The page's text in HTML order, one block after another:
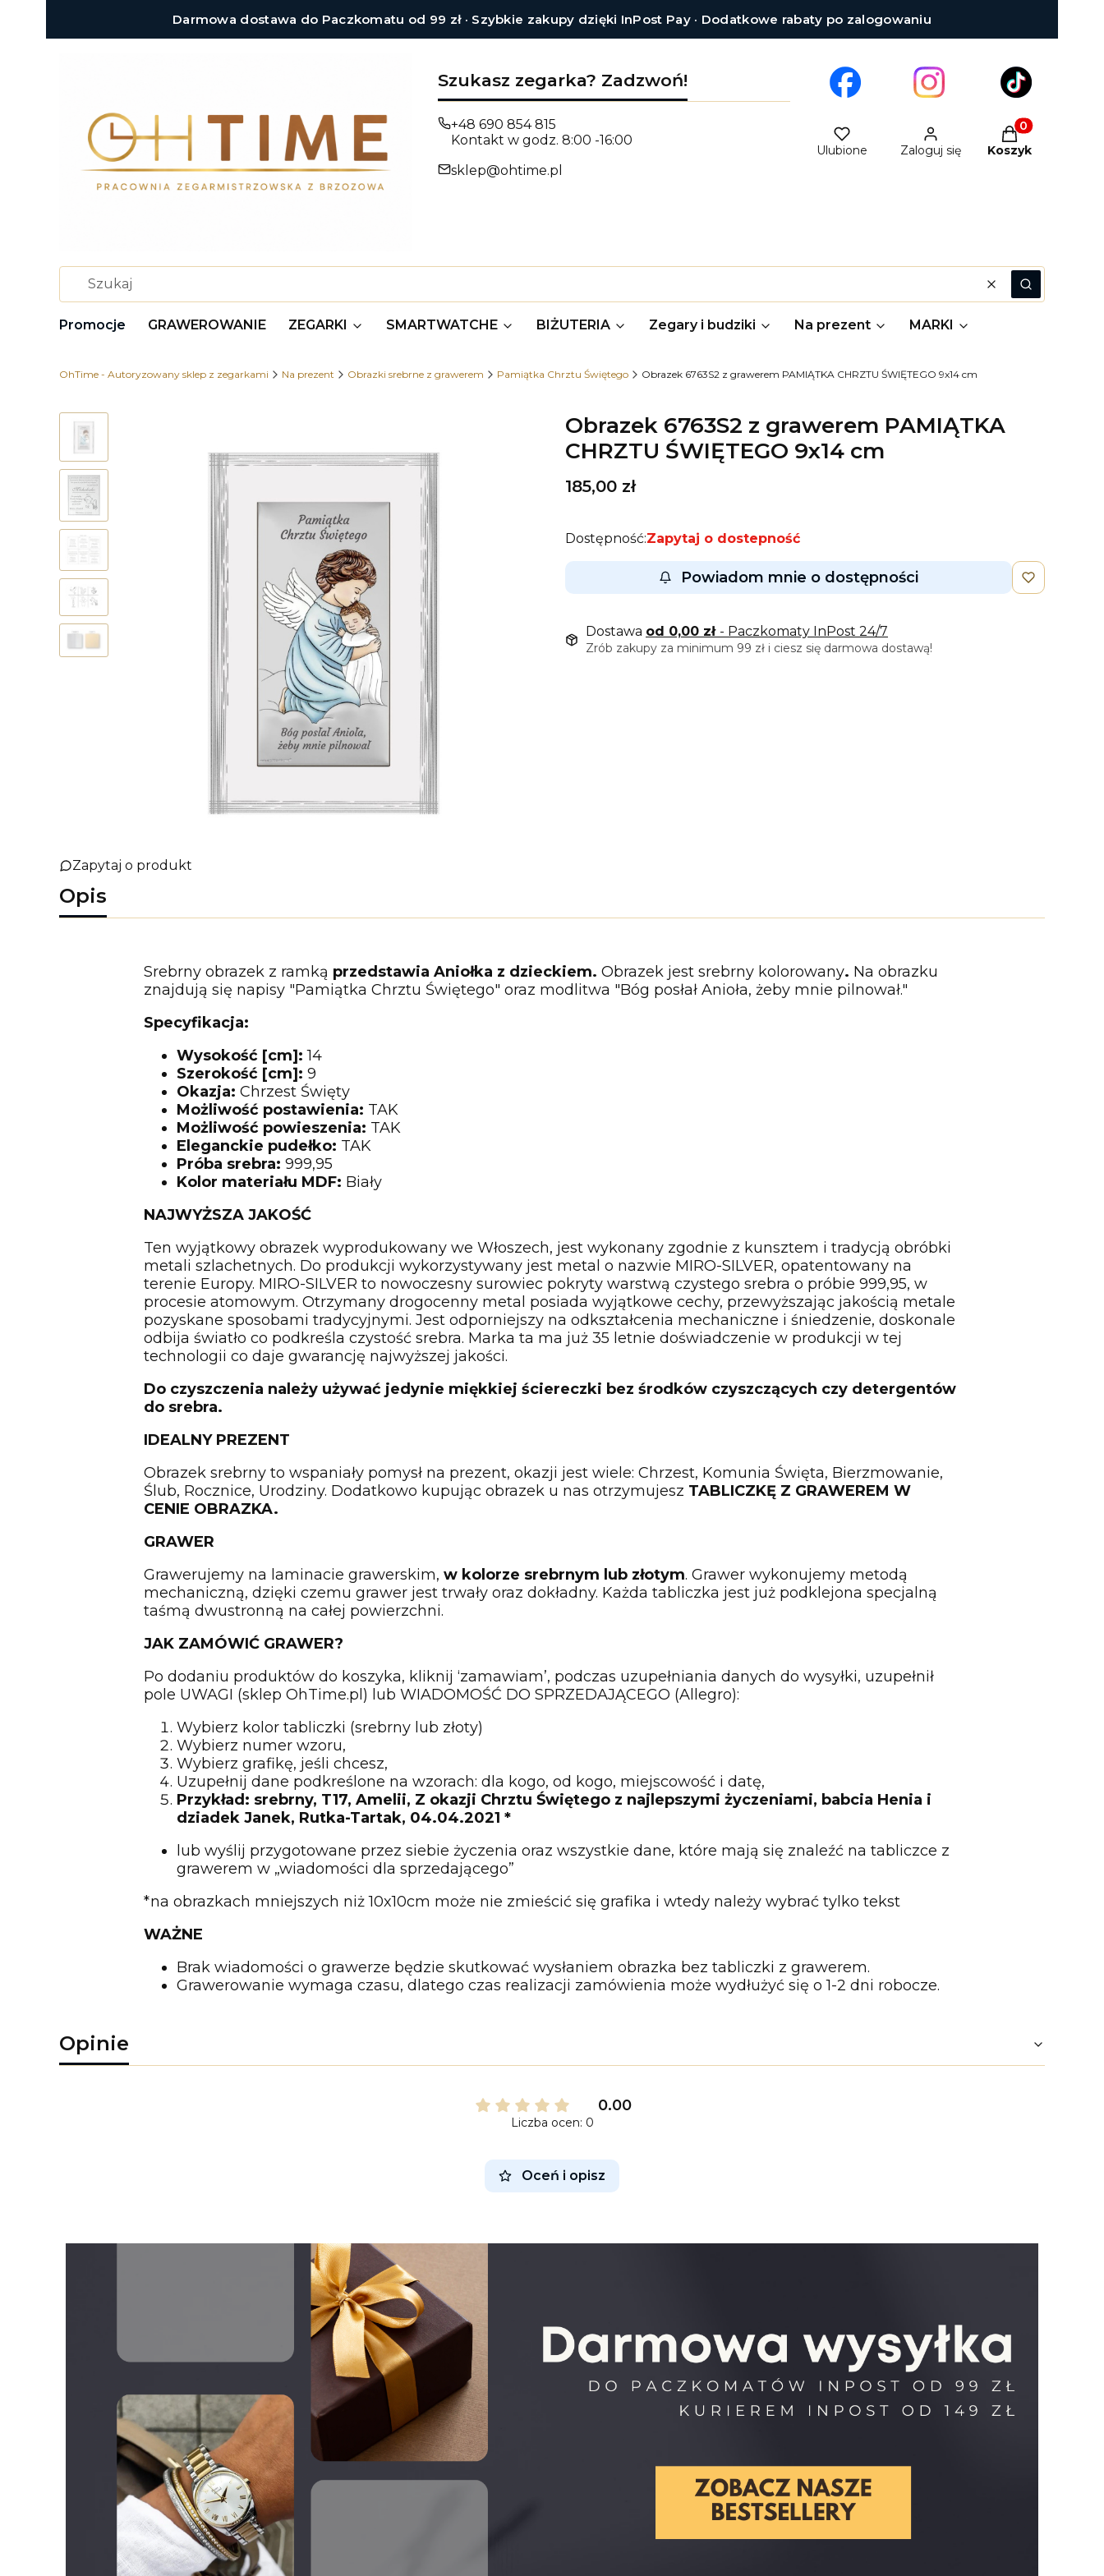
Darmowa dostawa do Paczkomatu od 99 zł · Szybkie zakupy dzięki InPost Pay · Dodatkowe rabaty po zalogowaniu
Szukasz zegarka? Zadzwoń!
+48 690 854 815
Kontakt w godz. 8:00 -16:00
sklep@ohtime.pl
Ulubione Zaloguj się
Produkty w
Koszyk
WyczyśćSzukaj
Promocje GRAWEROWANIE ZEGARKI SMARTWATCHE BIŻUTERIA Zegary i budziki Na prezent MARKI
OhTime - Autoryzowany sklep z zegarkami Na prezent Obrazki srebrne z grawerem Pamiątka Chrztu Świętego Obrazek 6763S2 z grawerem PAMIĄTKA CHRZTU ŚWIĘTEGO 9x14 cm
Zapytaj o produkt
Obrazek 6763S2 z grawerem PAMIĄTKA
CHRZTU ŚWIĘTEGO 9x14 cm
Cena
185,00 zł
Dostępność:Zapytaj o dostepność
Powiadom mnie o dostępności
Dostawa od 0,00 zł - Paczkomaty InPost 24/7
Zrób zakupy za minimum 99 zł i ciesz się darmowa dostawą!
Opis
Srebrny obrazek z ramką przedstawia Aniołka z dzieckiem. Obrazek jest srebrny kolorowany. Na obrazku
znajdują się napisy "Pamiątka Chrztu Świętego" oraz modlitwa "Bóg posłał Anioła, żeby mnie pilnował."
Specyfikacja:
Wysokość [cm]: 14
Szerokość [cm]: 9
Okazja: Chrzest Święty
Możliwość postawienia: TAK
Możliwość powieszenia: TAK
Eleganckie pudełko: TAK
Próba srebra: 999,95
Kolor materiału MDF: Biały
NAJWYŻSZA JAKOŚĆ
Ten wyjątkowy obrazek wyprodukowany we Włoszech, jest wykonany zgodnie z kunsztem i tradycją obróbki
metali szlachetnych. Do produkcji wykorzystywany jest metal o nazwie MIRO-SILVER, opatentowany na
terenie Europy. MIRO-SILVER to nowoczesny surowiec pokryty warstwą czystego srebra o próbie 999,95, w
procesie atomowym. Otrzymany drogocenny metal posiada wyjątkowe cechy, przewyższając jakością metale
pozyskane sposobami tradycyjnymi. Jest odporniejszy na odkształcenia mechaniczne i śniedzenie, doskonale
odbija światło co podkreśla czystość srebra. Marka ta ma już 35 letnie doświadczenie w produkcji w tej
technologii co daje gwarancję najwyższej jakości.
Do czyszczenia należy używać jedynie miękkiej ściereczki bez środków czyszczących czy detergentów
do srebra.
IDEALNY PREZENT
Obrazek srebrny to wspaniały pomysł na prezent, okazji jest wiele: Chrzest, Komunia Święta, Bierzmowanie,
Ślub, Rocznice, Urodziny. Dodatkowo kupując obrazek u nas otrzymujesz TABLICZKĘ Z GRAWEREM W
CENIE OBRAZKA.
GRAWER
Grawerujemy na laminacie grawerskim, w kolorze srebrnym lub złotym. Grawer wykonujemy metodą
mechaniczną, dzięki czemu grawer jest trwały oraz dokładny. Każda tabliczka jest już podklejona specjalną
taśmą dwustronną na całej powierzchni.
JAK ZAMÓWIĆ GRAWER?
Po dodaniu produktów do koszyka, kliknij ‘zamawiam’, podczas uzupełniania danych do wysyłki, uzupełnił
pole UWAGI (sklep OhTime.pl) lub WIADOMOŚĆ DO SPRZEDAJĄCEGO (Allegro):
Wybierz kolor tabliczki (srebrny lub złoty)
Wybierz numer wzoru,
Wybierz grafikę, jeśli chcesz,
Uzupełnij dane podkreślone na wzorach: dla kogo, od kogo, miejscowość i datę,
Przykład: srebrny, T17, Amelii, Z okazji Chrztu Świętego z najlepszymi życzeniami, babcia Henia i
dziadek Janek, Rutka-Tartak, 04.04.2021 *
lub wyślij przygotowane przez siebie życzenia oraz wszystkie dane, które mają się znaleźć na tabliczce z
grawerem w „wiadomości dla sprzedającego”
*na obrazkach mniejszych niż 10x10cm może nie zmieścić się grafika i wtedy należy wybrać tylko tekst
WAŻNE
Brak wiadomości o grawerze będzie skutkować wysłaniem obrazka bez tabliczki z grawerem.
Grawerowanie wymaga czasu, dlatego czas realizacji zamówienia może wydłużyć się o 1-2 dni robocze.
Opinie
0.00
Liczba ocen: 0
Oceń i opisz